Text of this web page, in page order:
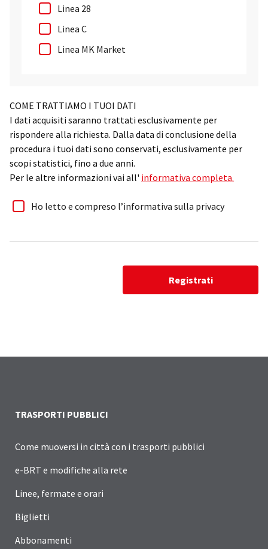
Linea 28
Linea C
Linea MK Market
COME TRATTIAMO I TUOI DATI
I dati acquisiti saranno trattati esclusivamente per
rispondere alla richiesta. Dalla data di conclusione della
procedura i tuoi dati sono conservati, esclusivamente per
scopi statistici, fino a due anni.
Per le altre informazioni vai all' informativa completa.
Ho letto e compreso l’informativa sulla privacy
Registrati
TRASPORTI PUBBLICI
Come muoversi in città con i trasporti pubblici
e-BRT e modifiche alla rete
Linee, fermate e orari
Biglietti
Abbonamenti